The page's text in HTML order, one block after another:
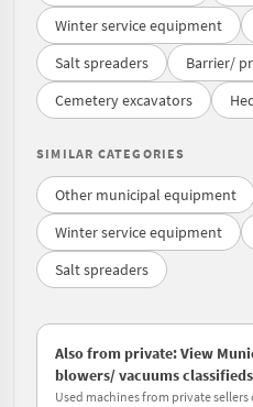
Winter service equipment
Salt spreaders
Barrier/
Cemetery excavators
SIMILAR CATEGORIES
Other municipal equipment
Winter service equipment
Salt spreaders
Also from private: View
blowers/ vacuums classifieds
Used machines from private